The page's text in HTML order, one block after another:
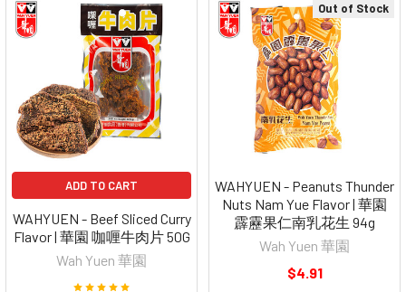
Out of Stock
WAHYUEN - Peanuts Thunder
Nuts Nam Yue Flavor | 華園
霹靂果仁南乳花生 94g
Wah Yuen 華園
$4.91
ADD TO CART
WAHYUEN - Beef Sliced Curry
Flavor | 華園 咖喱牛肉片 50G
Wah Yuen 華園